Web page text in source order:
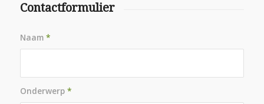
Contactformulier
Naam *
Onderwerp *